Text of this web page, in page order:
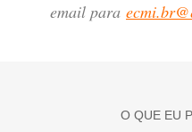
email para
O QUE EU